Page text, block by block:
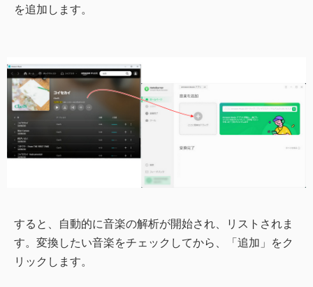
を追加します。
すると、自動的に音楽の解析が開始され、リストされま
す。変換したい音楽をチェックしてから、「追加」をク
リックします。